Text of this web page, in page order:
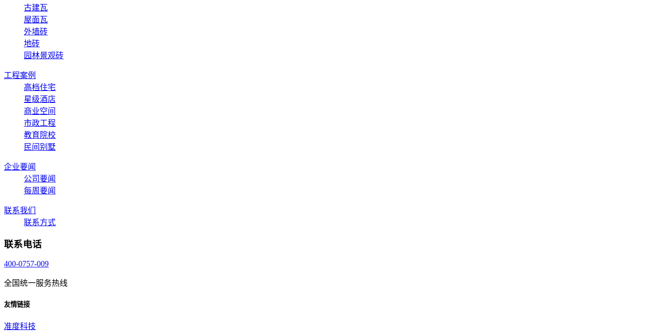
古建瓦
屋面瓦
外墙砖
地砖
园林景观砖
工程案例
高档住宅
星级酒店
商业空间
市政工程
教育院校
民间别墅
企业要闻
公司要闻
每周要闻
联系我们
联系方式
联系电话
400-0757-009
全国统一服务热线
友情链接
准度科技